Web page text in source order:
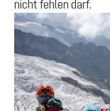
nicht fehlen darf.